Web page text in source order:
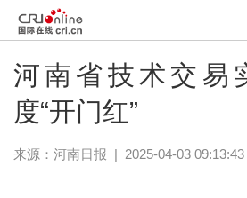
河南省技术交易
度“开门红”
来源： 河南日报 | 2025-04-03 09:13:43